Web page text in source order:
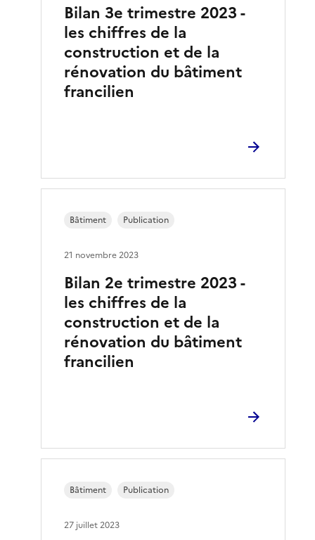
Bilan 3e trimestre 2023 -
les chiffres de la
construction et de la
rénovation du bâtiment
francilien
Bilan 2e trimestre 2023 -
les chiffres de la
construction et de la
rénovation du bâtiment
francilien
Bâtiment Publication
21 novembre 2023
Bâtiment Publication
27 juillet 2023